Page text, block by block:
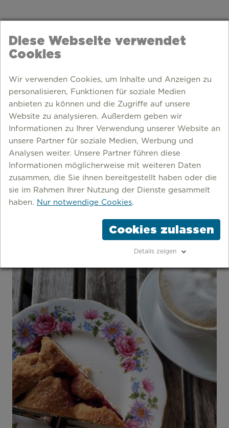
Diese Webseite verwendet
Cookies
Wir verwenden Cookies, um Inhalte und Anzeigen zu
personalisieren, Funktionen für soziale Medien
anbieten zu können und die Zugriffe auf unsere
Website zu analysieren. Außerdem geben wir
Informationen zu Ihrer Verwendung unserer Website an
unsere Partner für soziale Medien, Werbung und
Analysen weiter. Unsere Partner führen diese
Informationen möglicherweise mit weiteren Daten
zusammen, die Sie ihnen bereitgestellt haben oder die
sie im Rahmen Ihrer Nutzung der Dienste gesammelt
haben. Nur notwendige Cookies.
Cookies zulassen
Details zeigen
RHEINBERG